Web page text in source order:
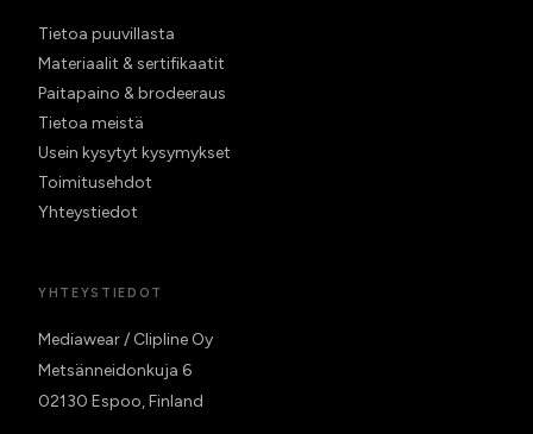
Tietoa puuvillasta
Materiaalit & sertifikaatit
Paitapaino & brodeeraus
Tietoa meistä
Usein kysytyt kysymykset
Toimitusehdot
Yhteystiedot
YHTEYSTIEDOT
Mediawear / Clipline Oy
Metsänneidonkuja 6
02130 Espoo, Finland